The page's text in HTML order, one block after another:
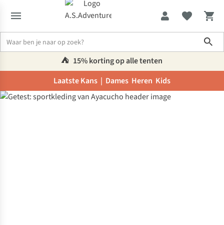
⛺️ 15% korting op alle tenten
Laatste Kans | Dames Heren Kids